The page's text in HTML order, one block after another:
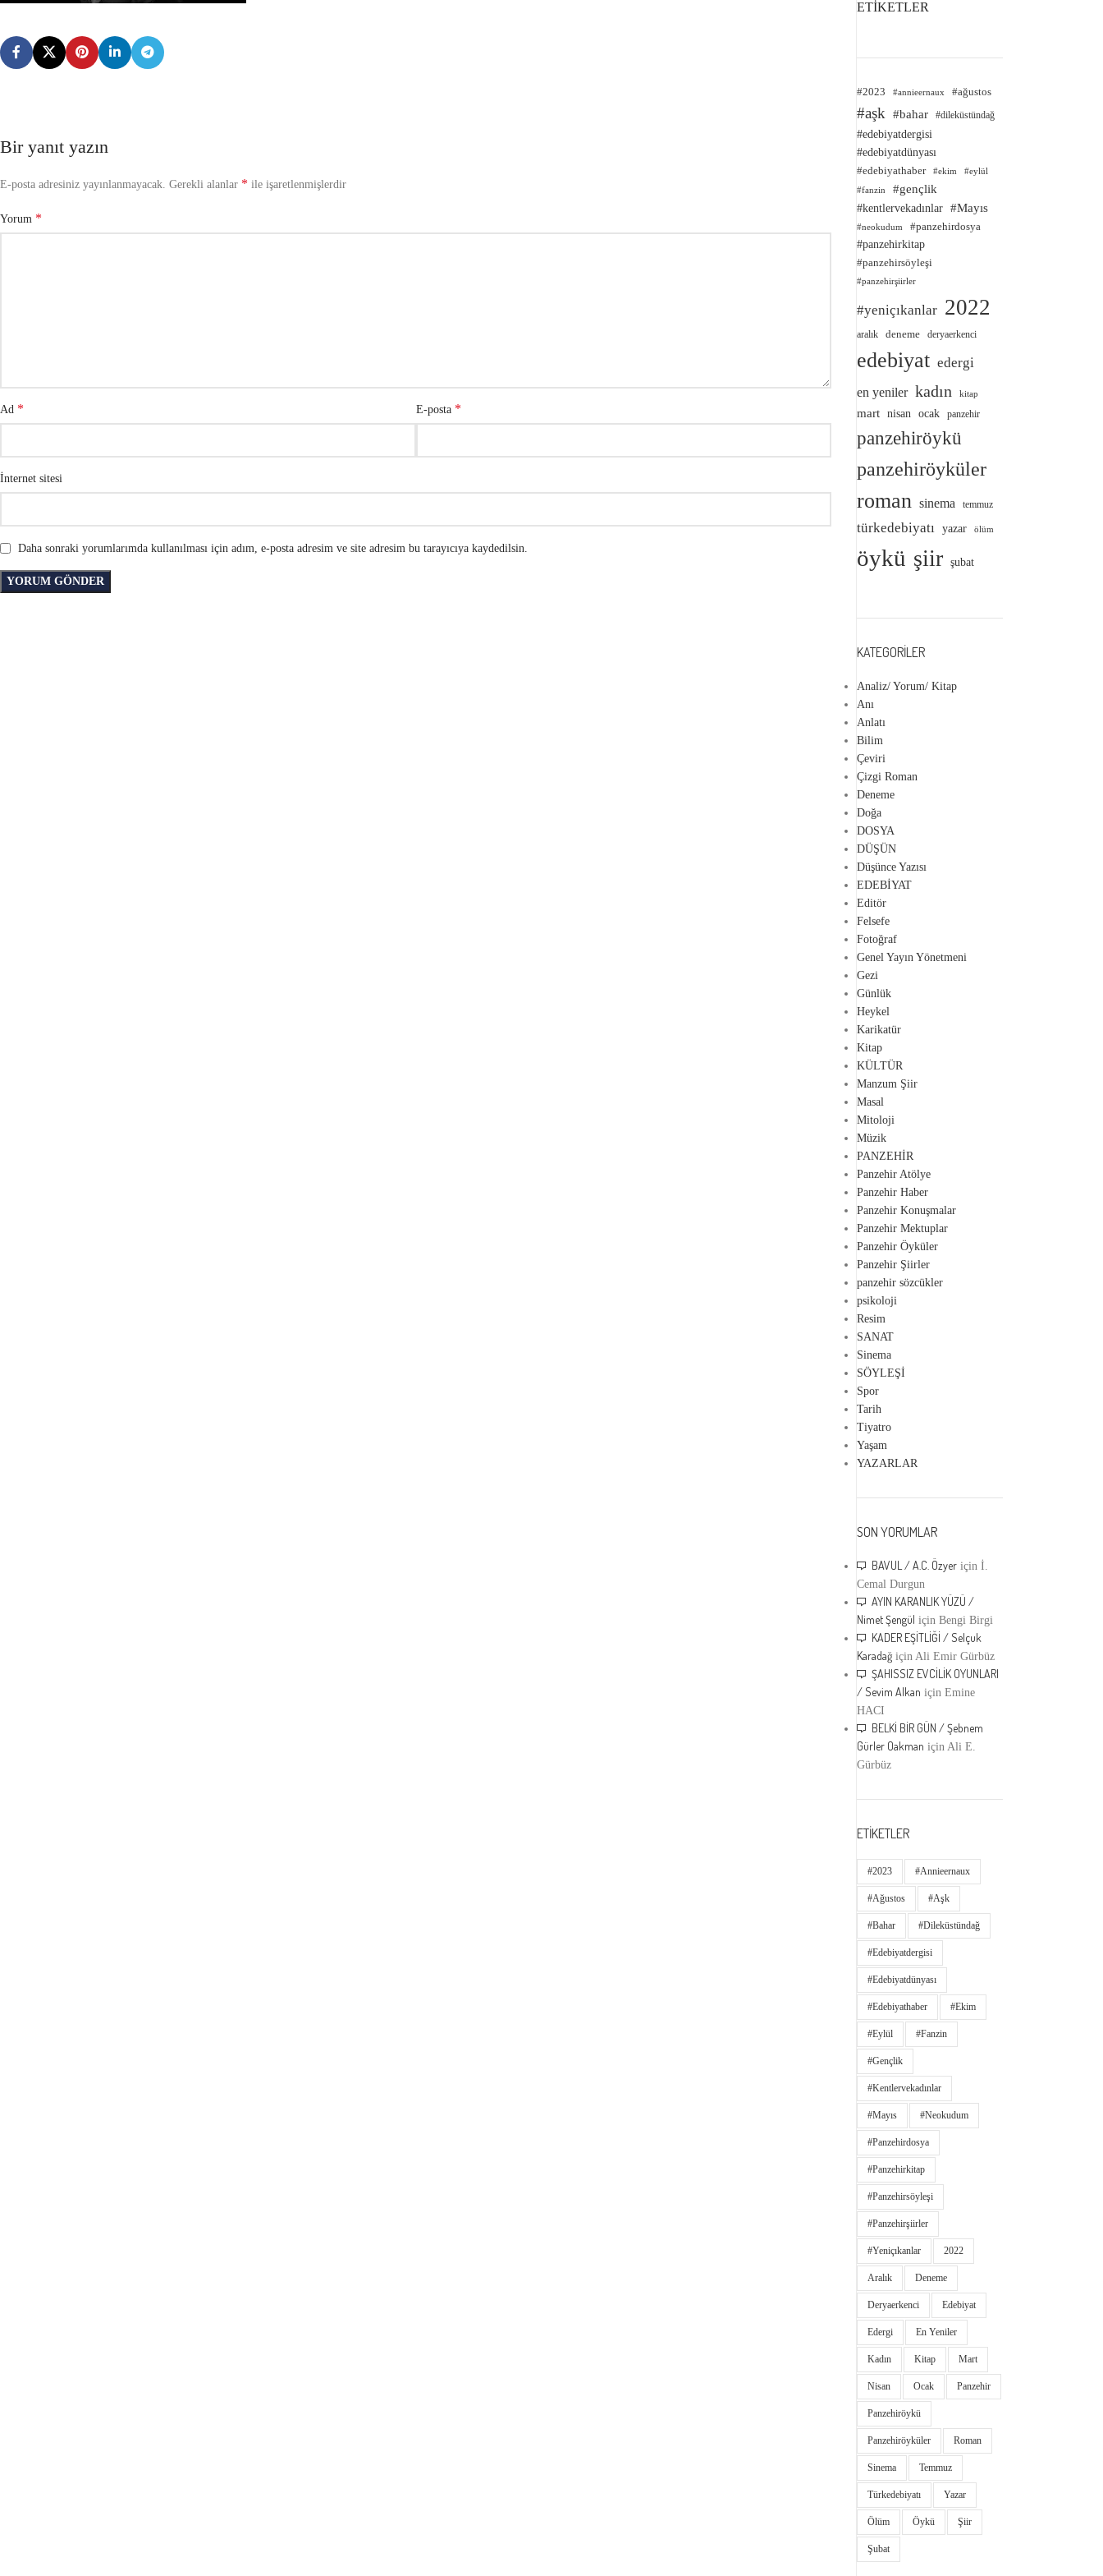
Bir yanıt yazın
E-posta adresiniz yayınlanmayacak. Gerekli alanlar * ile işaretlenmişlerdir
Yorum *
Ad * E-posta *
İnternet sitesi
Daha sonraki yorumlarımda kullanılması için adım, e-posta adresim ve site adresim bu tarayıcıya kaydedilsin.
ETİKETLER
#2023 #annieernaux #ağustos
#aşk #bahar #dileküstündağ
#edebiyatdergisi
#edebiyatdünyası
#edebiyathaber #ekim #eylül
#fanzin
#gençlik
#kentlervekadınlar #Mayıs
#neokudum
#panzehirdosya
#panzehirkitap
#panzehirsöyleşi
#panzehirşiirler
#yeniçıkanlar 2022
aralık deneme deryaerkenci
edebiyat edergi
en yeniler kadın kitap
mart nisan ocak panzehir
panzehiröykü
panzehiröyküler
roman sinema temmuz
türkedebiyatı yazar ölüm
öykü şiir şubat
KATEGORILER
Analiz/ Yorum/ Kitap
Anı
Anlatı
Bilim
Çeviri
Çizgi Roman
Deneme
Doğa
DOSYA
DÜŞÜN
Düşünce Yazısı
EDEBİYAT
Editör
Felsefe
Fotoğraf
Genel Yayın Yönetmeni
Gezi
Günlük
Heykel
Karikatür
Kitap
KÜLTÜR
Manzum Şiir
Masal
Mitoloji
Müzik
PANZEHİR
Panzehir Atölye
Panzehir Haber
Panzehir Konuşmalar
Panzehir Mektuplar
Panzehir Öyküler
Panzehir Şiirler
panzehir sözcükler
psikoloji
Resim
SANAT
Sinema
SÖYLEŞİ
Spor
Tarih
Tiyatro
Yaşam
YAZARLAR
SON YORUMLAR
BAVUL / A.C. Özyer içinİ.
Cemal Durgun
AYIN KARANLIK YÜZÜ /
Nimet Şengül içinBengi Birgi
KADER EŞİTLİĞİ / Selçuk
Karadağ içinAli Emir Gürbüz
ŞAHISSIZ EVCİLİK OYUNLARI
/ Sevim Alkan içinEmine
HACI
BELKİ BİR GÜN / Şebnem
Gürler Oakman içinAli E.
Gürbüz
ETİKETLER
#2023 #annieernaux
#ağustos #aşk
#bahar #dileküstündağ
#edebiyatdergisi
#edebiyatdünyası
#edebiyathaber #ekim
#eylül #fanzin
#gençlik
#kentlervekadınlar
#Mayıs #neokudum
#panzehirdosya
#panzehirkitap
#panzehirsöyleşi
#panzehirşiirler
#yeniçıkanlar 2022
Aralık Deneme
Deryaerkenci Edebiyat
Edergi En Yeniler
Kadın Kitap Mart
Nisan Ocak Panzehir
Panzehiröykü
Panzehiröyküler Roman
Sinema Temmuz
Türkedebiyatı Yazar
Ölüm Öykü Şiir
Şubat